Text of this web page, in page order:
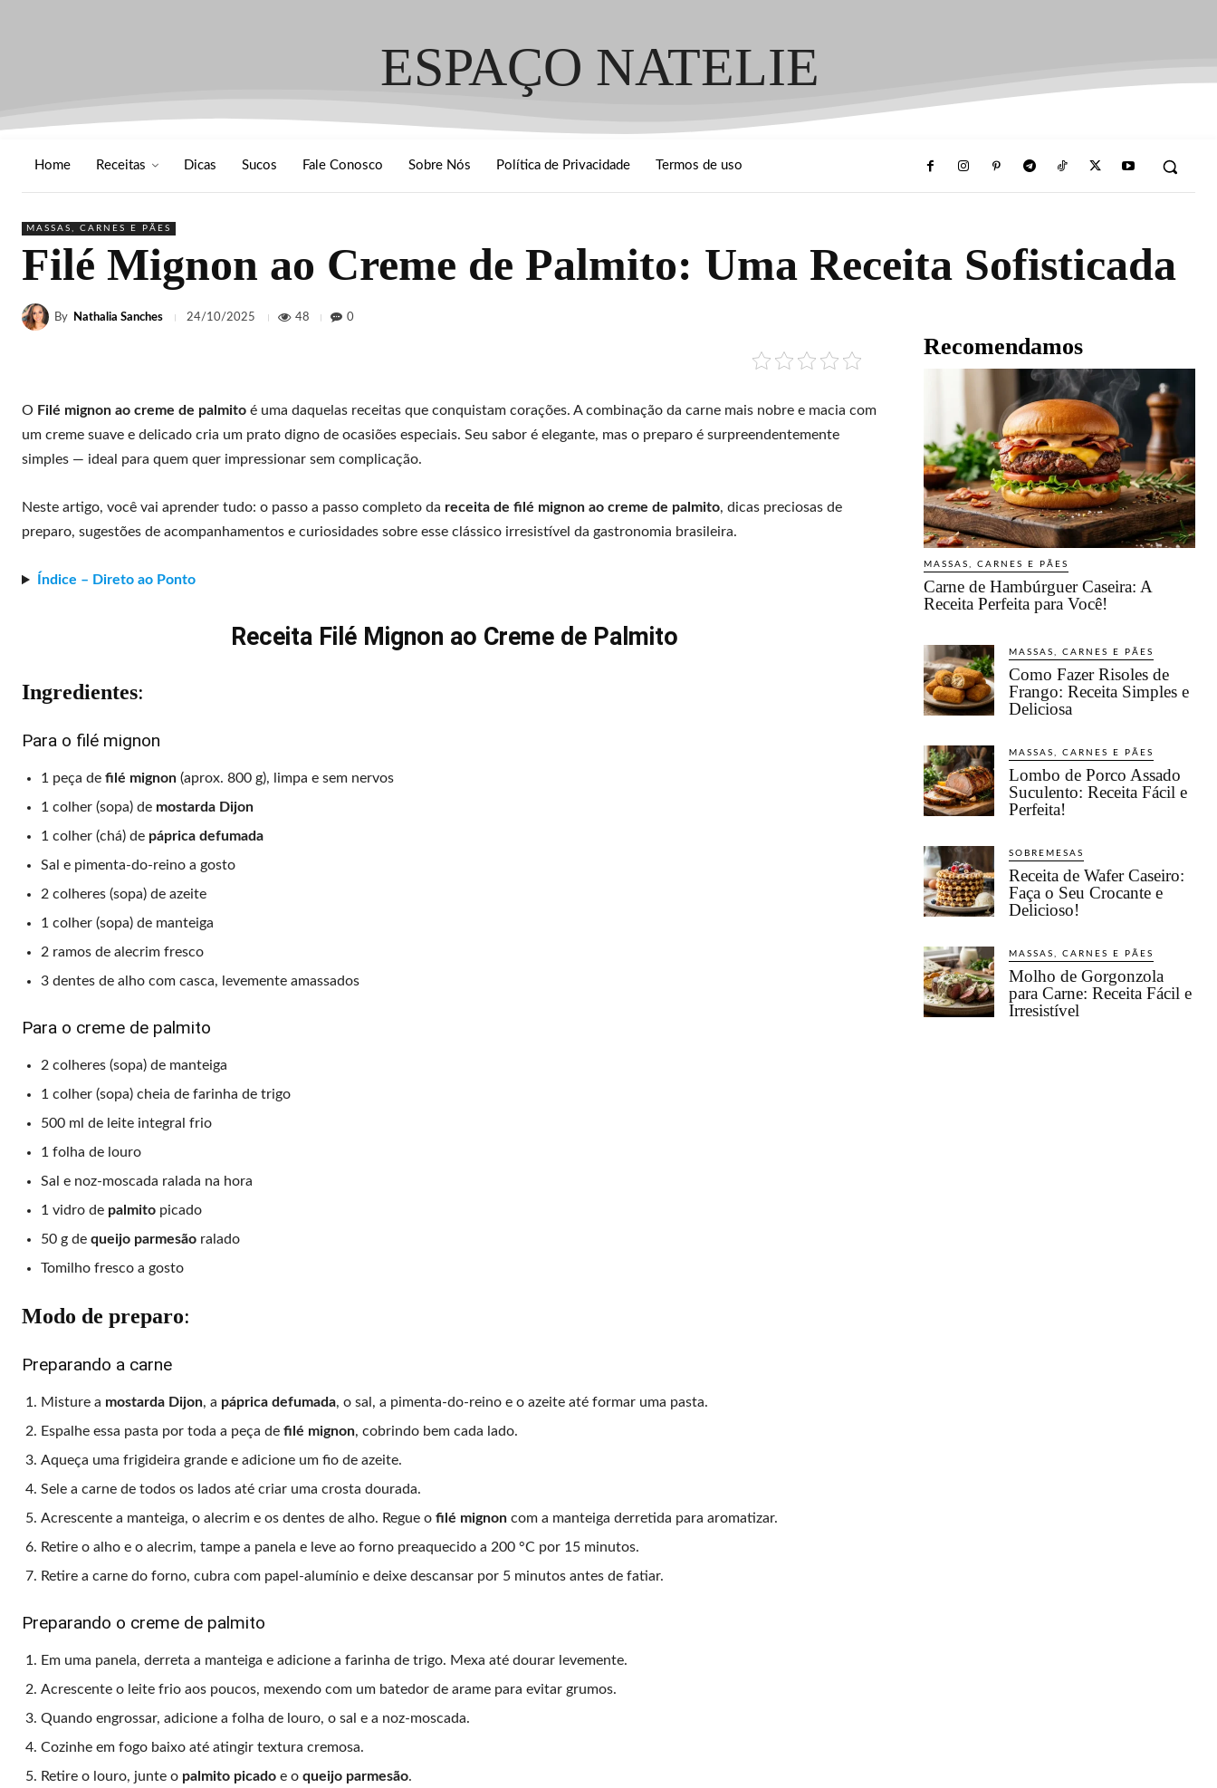
ESPAÇO NATELIE
Home Receitas Dicas Sucos Fale Conosco Sobre Nós Política de Privacidade Termos de uso
MASSAS, CARNES E PÃES
Filé Mignon ao Creme de Palmito: Uma Receita Sofisticada
By Nathalia Sanches 24/10/2025 48 0
O Filé mignon ao creme de palmito é uma daquelas receitas que conquistam corações. A combinação da carne mais nobre e macia com
um creme suave e delicado cria um prato digno de ocasiões especiais. Seu sabor é elegante, mas o preparo é surpreendentemente
simples — ideal para quem quer impressionar sem complicação.
Neste artigo, você vai aprender tudo: o passo a passo completo da receita de filé mignon ao creme de palmito, dicas preciosas de
preparo, sugestões de acompanhamentos e curiosidades sobre esse clássico irresistível da gastronomia brasileira.
Índice – Direto ao Ponto
Receita Filé Mignon ao Creme de Palmito
Ingredientes:
Para o filé mignon
1 peça de filé mignon (aprox. 800 g), limpa e sem nervos
1 colher (sopa) de mostarda Dijon
1 colher (chá) de páprica defumada
Sal e pimenta-do-reino a gosto
2 colheres (sopa) de azeite
1 colher (sopa) de manteiga
2 ramos de alecrim fresco
3 dentes de alho com casca, levemente amassados
Para o creme de palmito
2 colheres (sopa) de manteiga
1 colher (sopa) cheia de farinha de trigo
500 ml de leite integral frio
1 folha de louro
Sal e noz-moscada ralada na hora
1 vidro de palmito picado
50 g de queijo parmesão ralado
Tomilho fresco a gosto
Modo de preparo:
Preparando a carne
Misture a mostarda Dijon, a páprica defumada, o sal, a pimenta-do-reino e o azeite até formar uma pasta.
Espalhe essa pasta por toda a peça de filé mignon, cobrindo bem cada lado.
Aqueça uma frigideira grande e adicione um fio de azeite.
Sele a carne de todos os lados até criar uma crosta dourada.
Acrescente a manteiga, o alecrim e os dentes de alho. Regue o filé mignon com a manteiga derretida para aromatizar.
Retire o alho e o alecrim, tampe a panela e leve ao forno preaquecido a 200 °C por 15 minutos.
Retire a carne do forno, cubra com papel-alumínio e deixe descansar por 5 minutos antes de fatiar.
Preparando o creme de palmito
Em uma panela, derreta a manteiga e adicione a farinha de trigo. Mexa até dourar levemente.
Acrescente o leite frio aos poucos, mexendo com um batedor de arame para evitar grumos.
Quando engrossar, adicione a folha de louro, o sal e a noz-moscada.
Cozinhe em fogo baixo até atingir textura cremosa.
Retire o louro, junte o palmito picado e o queijo parmesão.
Recomendamos
MASSAS, CARNES E PÃES
Carne de Hambúrguer Caseira: A
Receita Perfeita para Você!
MASSAS, CARNES E PÃES
Como Fazer Risoles de
Frango: Receita Simples e
Deliciosa
MASSAS, CARNES E PÃES
Lombo de Porco Assado
Suculento: Receita Fácil e
Perfeita!
SOBREMESAS
Receita de Wafer Caseiro:
Faça o Seu Crocante e
Delicioso!
MASSAS, CARNES E PÃES
Molho de Gorgonzola
para Carne: Receita Fácil e
Irresistível